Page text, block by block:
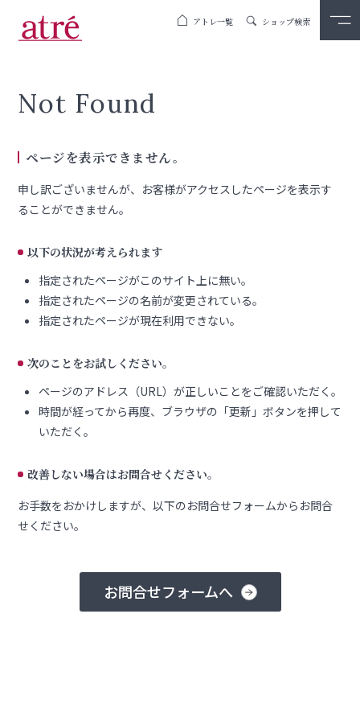
アトレ一覧 ショップ検索
Not Found
ページを表示できません。
申し訳ございませんが、お客様がアクセスしたページを表示す
ることができません。
以下の状況が考えられます
指定されたページがこのサイト上に無い。
指定されたページの名前が変更されている。
指定されたページが現在利用できない。
次のことをお試しください。
ページのアドレス（URL）が正しいことをご確認いただく。
時間が経ってから再度、ブラウザの「更新」ボタンを押して
いただく。
改善しない場合はお問合せください。
お手数をおかけしますが、以下のお問合せフォームからお問合
せください。
お問合せフォームへ